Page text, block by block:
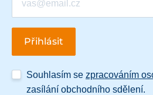
Souhlasím se zpracováním
zasílání obchodního sdělení.